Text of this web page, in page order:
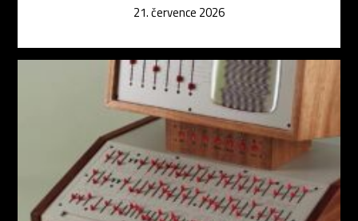
21. července 2026